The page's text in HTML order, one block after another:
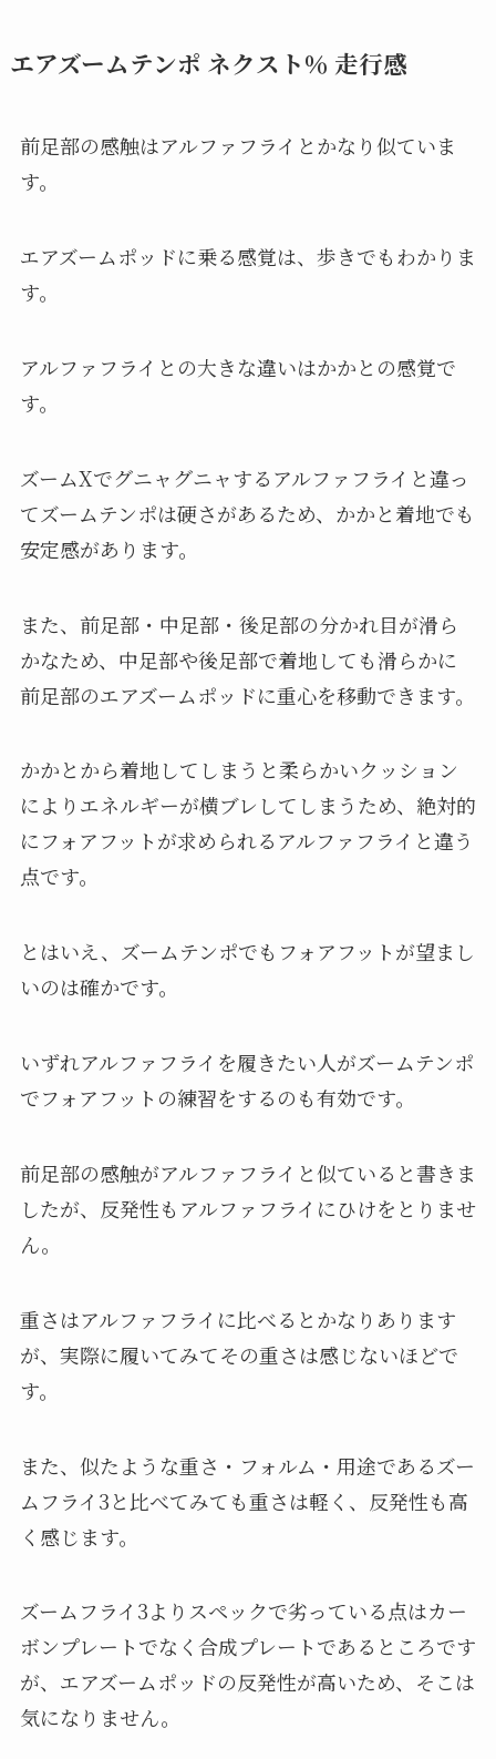
エアズームテンポ ネクスト％ 走行感
前足部の感触はアルファフライとかなり似ていま
す。
エアズームポッドに乗る感覚は、歩きでもわかりま
す。
アルファフライとの大きな違いはかかとの感覚で
す。
ズームXでグニャグニャするアルファフライと違っ
てズームテンポは硬さがあるため、かかと着地でも
安定感があります。
また、前足部・中足部・後足部の分かれ目が滑ら
かなため、中足部や後足部で着地しても滑らかに
前足部のエアズームポッドに重心を移動できます。
かかとから着地してしまうと柔らかいクッション
によりエネルギーが横ブレしてしまうため、絶対的
にフォアフットが求められるアルファフライと違う
点です。
とはいえ、ズームテンポでもフォアフットが望まし
いのは確かです。
いずれアルファフライを履きたい人がズームテンポ
でフォアフットの練習をするのも有効です。
前足部の感触がアルファフライと似ていると書きま
したが、反発性もアルファフライにひけをとりませ
ん。
重さはアルファフライに比べるとかなりあります
が、実際に履いてみてその重さは感じないほどで
す。
また、似たような重さ・フォルム・用途であるズー
ムフライ3と比べてみても重さは軽く、反発性も高
く感じます。
ズームフライ3よりスペックで劣っている点はカー
ボンプレートでなく合成プレートであるところです
が、エアズームポッドの反発性が高いため、そこは
気になりません。